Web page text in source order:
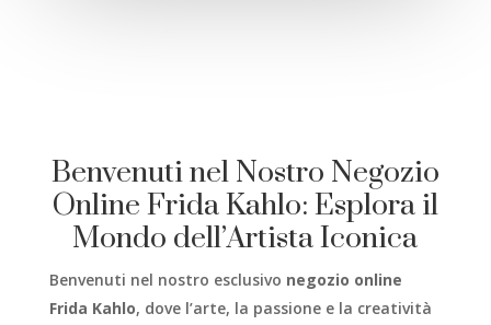
Benvenuti nel Nostro Negozio
Online Frida Kahlo: Esplora il
Mondo dell’Artista Iconica
Benvenuti nel nostro esclusivo negozio online
Frida Kahlo, dove l’arte, la passione e la creatività